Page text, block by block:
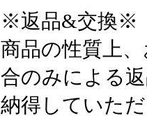
※返品&交換※
商品の性質上
合のみによる
納得していた